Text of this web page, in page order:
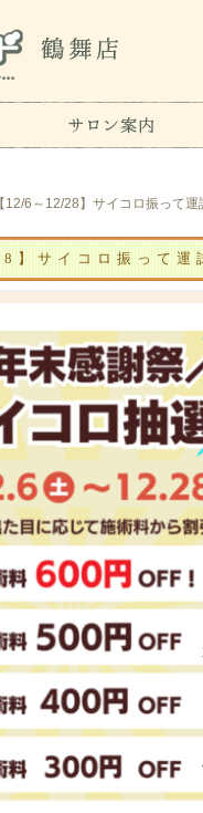
12/6～12/28】サイコロ振って運
サイコロ振って運